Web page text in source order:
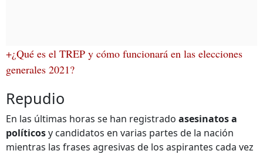
+¿Qué es el TREP y cómo funcionará en las elecciones
generales 2021?
Repudio
En las últimas horas se han registrado asesinatos a
políticosy candidatos en varias partes de la nación
mientras las frases agresivas de los aspirantes cada vez